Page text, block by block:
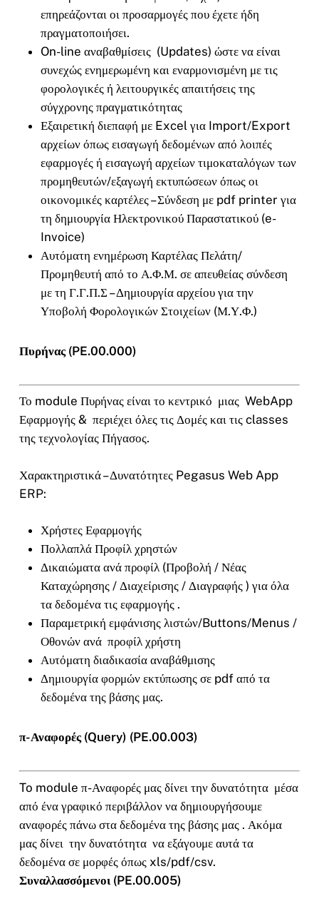
επηρεάζονται οι προσαρμογές που έχετε ήδη
πραγματοποιήσει.
On-line αναβαθμίσεις (Updates) ώστε να είναι
συνεχώς ενημερωμένη και εναρμονισμένη με τις
φορολογικές ή λειτουργικές απαιτήσεις της
σύγχρονης πραγματικότητας
Εξαιρετική διεπαφή με Excel για Import/Export
αρχείων όπως εισαγωγή δεδομένων από λοιπές
εφαρμογές ή εισαγωγή αρχείων τιμοκαταλόγων των
προμηθευτών/εξαγωγή εκτυπώσεων όπως οι
οικονομικές καρτέλες – Σύνδεση με pdf printer για
τη δημιουργία Ηλεκτρονικού Παραστατικού (e-
Invoice)
Αυτόματη ενημέρωση Καρτέλας Πελάτη/
Προμηθευτή από το Α.Φ.Μ. σε απευθείας σύνδεση
με τη Γ.Γ.Π.Σ – Δημιουργία αρχείου για την
Υποβολή Φορολογικών Στοιχείων (Μ.Υ.Φ.)
Πυρήνας (PE.00.000)
Το module Πυρήνας είναι το κεντρικό μιας WebApp
Εφαρμογής & περιέχει όλες τις Δομές και τις classes
της τεχνολογίας Πήγασος.
Χαρακτηριστικά – Δυνατότητες Pegasus Web App
ERP:
Χρήστες Εφαρμογής
Πολλαπλά Προφίλ χρηστών
Δικαιώματα ανά προφίλ (Προβολή / Νέας
Καταχώρησης / Διαχείρισης / Διαγραφής ) για όλα
τα δεδομένα τις εφαρμογής .
Παραμετρική εμφάνισης λιστών/Buttons/Menus /
Οθονών ανά προφίλ χρήστη
Αυτόματη διαδικασία αναβάθμισης
Δημιουργία φορμών εκτύπωσης σε pdf από τα
δεδομένα της βάσης μας.
π-Αναφορές (Query) (PE.00.003)
To module π-Αναφορές μας δίνει την δυνατότητα μέσα
από ένα γραφικό περιβάλλον να δημιουργήσουμε
αναφορές πάνω στα δεδομένα της βάσης μας . Ακόμα
μας δίνει την δυνατότητα να εξάγουμε αυτά τα
δεδομένα σε μορφές όπως xls/pdf/csv.
Συναλλασσόμενοι (PE.00.005)